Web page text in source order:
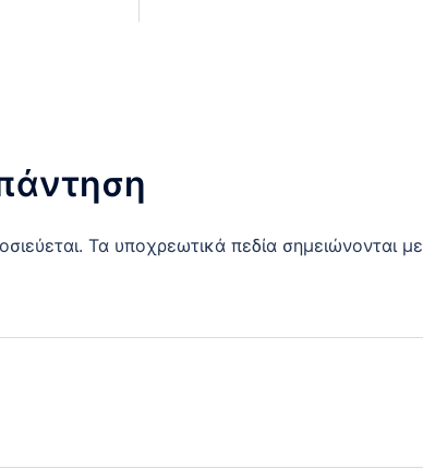
Τα υποχρεωτικά πεδία σημειώνονται με